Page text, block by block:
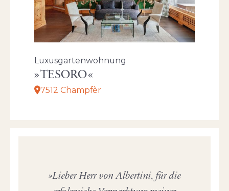
Luxusgartenwohnung
TESORO
7512 Champfèr
Lieber Herr von Albertini, für die